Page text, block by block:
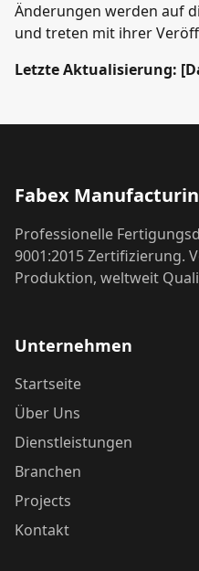
Änderungen werden auf
und treten mit ihrer
Letzte Aktualisierung:
Fabex
Professionelle
9001:2015 Zertifizierung.
Produktion, weltweit
Unternehmen
Startseite
Über Uns
Dienstleistungen
Branchen
Projects
Kontakt